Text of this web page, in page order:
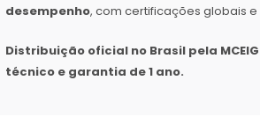
desempenho, com certificações globais e
Distribuição oficial no Brasil pela
técnico e garantia de 1 ano.